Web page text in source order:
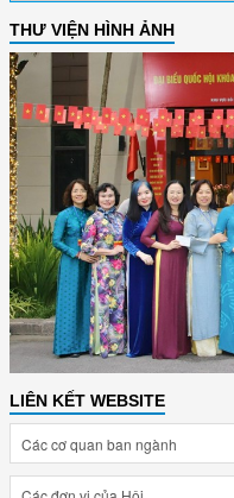
THƯ VIỆN HÌNH ẢNH
LIÊN KẾT WEBSITE